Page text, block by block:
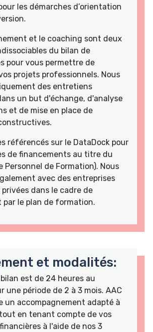
les démarches d’orientation
et le coaching sont deux
du bilan de
pour vous permettre de
projets professionnels. Nous
des entretiens
un but d'échange, d'analyse
et de mise en place de
référencés sur le DataDock pour
de financements au titre du
Personnel de Formation). Nous
avec des entreprises
dans le cadre de
le plan de formation.
et modalités:
est de 24 heures au
une période de 2 à 3 mois. AAC
un accompagnement adapté à
en tenant compte de vos
à l'aide de nos 3